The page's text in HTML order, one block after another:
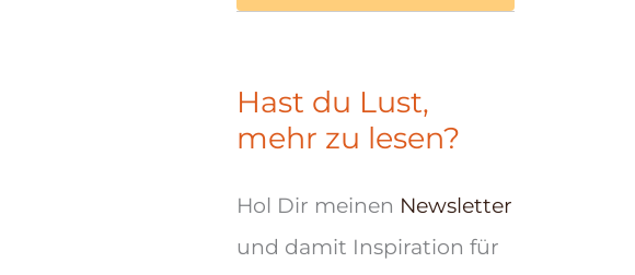
Hast du Lust,
mehr zu lesen?
Hol Dir meinen Newsletter
und damit Inspiration für